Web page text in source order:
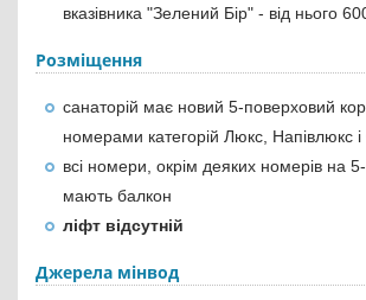
вказівника "Зелений Бір" - від нього
Розміщення
санаторій має новий 5-поверховий
номерами категорій Люкс, Напівлюкс
всі номери, окрім деяких номерів на
мають балкон
ліфт відсутній
Джерела мінвод